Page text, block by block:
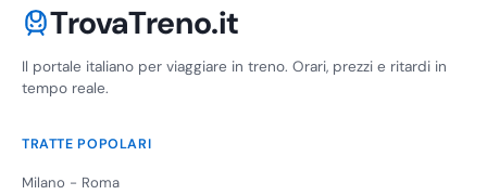
TrovaTreno.it
Il portale italiano per viaggiare in treno. Orari, prezzi e ritardi in
tempo reale.
TRATTE POPOLARI
Milano - Roma